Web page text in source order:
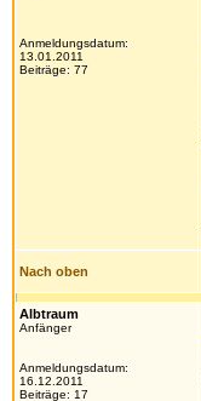
Anmeldungsdatum:
13.01.2011
Beiträge: 77
Nach oben
Albtraum
Anfänger
Anmeldungsdatum:
16.12.2011
Beiträge: 17